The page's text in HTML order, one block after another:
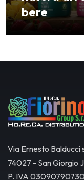
bere
Via Ernesto Balducci
74027 - San Giorgio
P. IVA 03090790730